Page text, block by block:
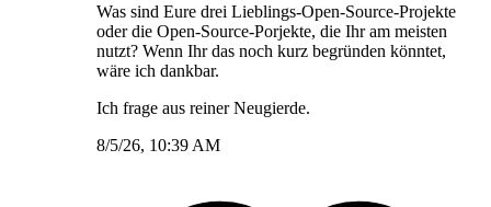
Was sind Eure drei Lieblings-Open-Source-Projekte
oder die Open-Source-Porjekte, die Ihr am meisten
nutzt? Wenn Ihr das noch kurz begründen könntet,
wäre ich dankbar.
Ich frage aus reiner Neugierde.
8/5/26, 10:39 AM